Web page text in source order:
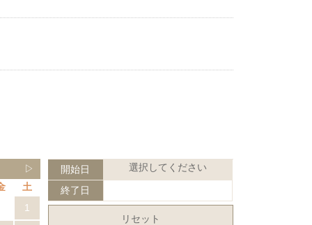
▷
土
1
開始日 選択してください
終了日
リセット